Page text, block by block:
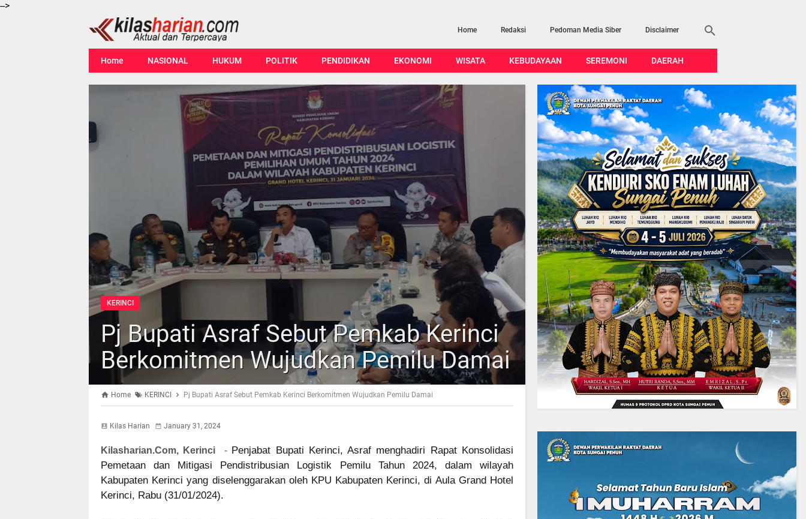
-->
Home Redaksi Pedoman Media Siber Disclaimer
Home NASIONAL HUKUM POLITIK PENDIDIKAN EKONOMI WISATA KEBUDAYAAN SEREMONI DAERAH
KERINCI
Pj Bupati Asraf Sebut Pemkab Kerinci
Berkomitmen Wujudkan Pemilu Damai
Home KERINCI Pj Bupati Asraf Sebut Pemkab Kerinci Berkomitmen Wujudkan Pemilu Damai
Kilas Harian January 31, 2024
Kilasharian.Com, Kerinci - Penjabat Bupati Kerinci, Asraf menghadiri Rapat Konsolidasi
Pemetaan dan Mitigasi Pendistribusian Logistik Pemilu Tahun 2024, dalam wilayah
Kabupaten Kerinci yang diselenggarakan oleh KPU Kabupaten Kerinci, di Aula Grand Hotel
Kerinci, Rabu (31/01/2024).